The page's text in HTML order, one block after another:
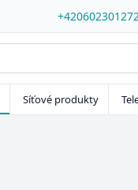
+420602301272
Síťové produkty